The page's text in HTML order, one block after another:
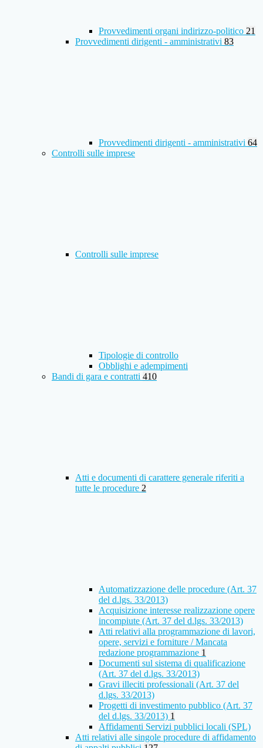
Provvedimenti organi indirizzo-politico 21
Provvedimenti dirigenti - amministrativi 83
Provvedimenti dirigenti - amministrativi 64
Controlli sulle imprese
Controlli sulle imprese
Tipologie di controllo
Obblighi e adempimenti
Bandi di gara e contratti 410
Atti e documenti di carattere generale riferiti a
tutte le procedure 2
Automatizzazione delle procedure (Art. 37
del d.lgs. 33/2013)
Acquisizione interesse realizzazione opere
incompiute (Art. 37 del d.lgs. 33/2013)
Atti relativi alla programmazione di lavori,
opere, servizi e forniture / Mancata
redazione programmazione 1
Documenti sul sistema di qualificazione
(Art. 37 del d.lgs. 33/2013)
Gravi illeciti professionali (Art. 37 del
d.lgs. 33/2013)
Progetti di investimento pubblico (Art. 37
del d.lgs. 33/2013) 1
Affidamenti Servizi pubblici locali (SPL)
Atti relativi alle singole procedure di affidamento